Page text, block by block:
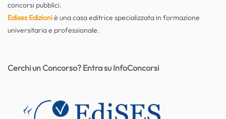
concorsi pubblici.
Edises Edizioniè una casa editrice specializzata in formazione
universitaria e professionale.
Cerchi un Concorso? Entra su InfoConcorsi